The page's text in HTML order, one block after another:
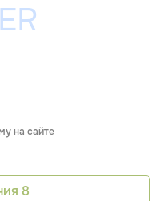
на сайте
8